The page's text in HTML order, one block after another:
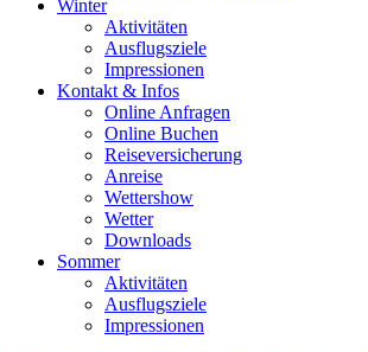
Winter
Aktivitäten
Ausflugsziele
Impressionen
Kontakt & Infos
Online Anfragen
Online Buchen
Reiseversicherung
Anreise
Wettershow
Wetter
Downloads
Sommer
Aktivitäten
Ausflugsziele
Impressionen